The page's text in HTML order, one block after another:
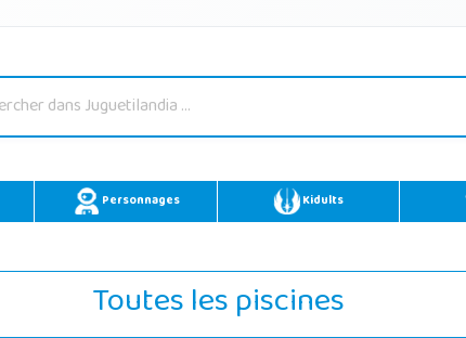
Personnages Kidults
Toutes les piscines